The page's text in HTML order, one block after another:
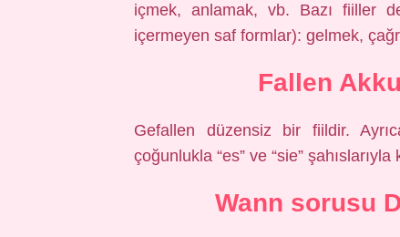
içmek, anlamak, vb. Bazı fiiller
içermeyen saf formlar): gelmek,
Fallen
Gefallen düzensiz bir fiildir.
çoğunlukla “es” ve “sie”
Wann sorusu